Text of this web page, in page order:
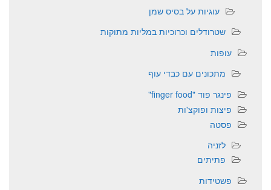
עוגיות על בסיס שמן
שטרודלים וכרוכיות במליות מתוקות
עופות
מתכונים עם כבדי עוף
פינגר פוד "finger food"
פיצות ופוקצ'ות
פסטה
לזניה
פתיתים
פשטידות